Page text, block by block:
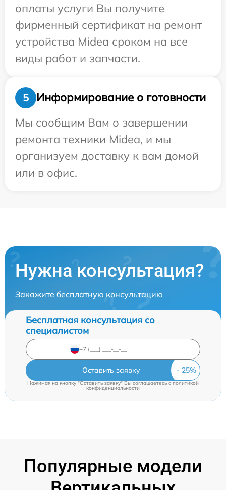
оплаты услуги Вы получите
фирменный сертификат на ремонт
устройства Midea сроком на все
виды работ и запчасти.
5
Информирование о готовности
Мы сообщим Вам о завершении
ремонта техники Midea, и мы
организуем доставку к вам домой
или в офис.
Нужна консультация?
Закажите бесплатную консультацию
Бесплатная консультация со
специалистом
Оставить заявку
Нажимая на кнопку "Оставить заявку" Вы соглашаетесь cполитикой
конфиденциальности
Популярные модели